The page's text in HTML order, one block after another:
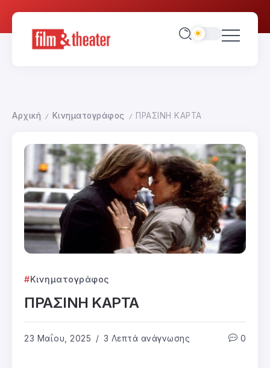
Αρχική / Κινηματογράφος / ΠΡΑΣΙΝΗ ΚΑΡΤΑ
Κινηματογράφος
ΠΡΑΣΙΝΗ ΚΑΡΤΑ
23 Μαΐου, 2025 3 Λεπτά ανάγνωσης 0